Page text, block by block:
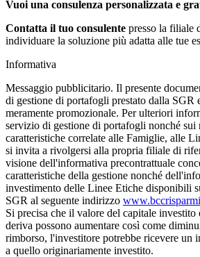
Vuoi una consulenza personalizzata e
Contatta il tuo consulente presso la filiale
individuare la soluzione più adatta alle tue
Informativa
Messaggio pubblicitario. Il presente
di gestione di portafogli prestato dalla SGR
meramente promozionale. Per ulteriori
servizio di gestione di portafogli nonché sui
caratteristiche correlate alle Famiglie, alle
si invita a rivolgersi alla propria filiale di
visione dell'informativa precontrattuale
caratteristiche della gestione nonché
investimento delle Linee Etiche disponibili
SGR al seguente indirizzo
Si precisa che il valore del capitale investito
deriva possono aumentare così come
rimborso, l'investitore potrebbe ricevere un
a quello originariamente investito.